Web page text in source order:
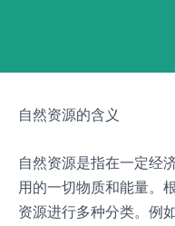
自然资源的含义
自然资源是指在一定经
用的一切物质和能量。
资源进行多种分类。例